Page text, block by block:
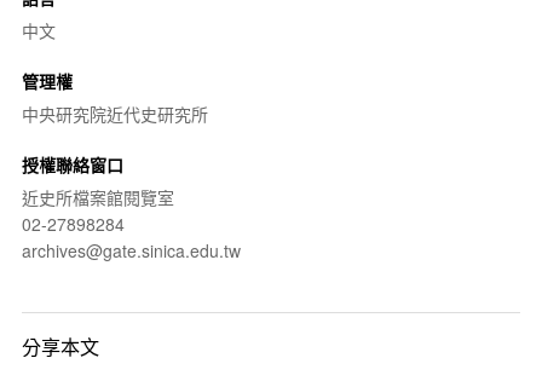
中文
管理權
中央研究院近代史研究所
授權聯絡窗口
近史所檔案館閱覽室
02-27898284
archives@gate.sinica.edu.tw
分享本文